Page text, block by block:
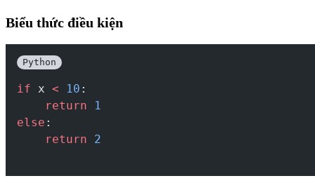
Biểu thức điều kiện
Python
if x < 10 :
return
1
else :
return
2